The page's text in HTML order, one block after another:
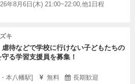
年8月6日(木) 21:00~22:00,他1日程
キ
虐待などで学校に行けない子どもたちの
る学習支援員を募集！
本八幡駅] 無料 長期歓迎